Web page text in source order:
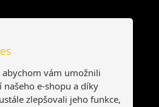
abychom vám umožnili
e-shopu a díky
zlepšovali jeho funkce,